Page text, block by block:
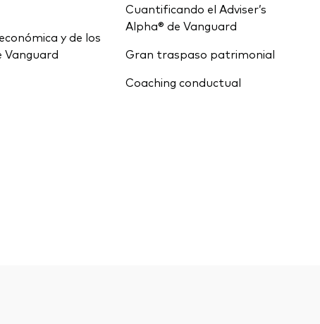
y de los
Vanguard
Cuantificando el Adviser’s
Alpha® de Vanguard
Gran traspaso patrimonial
Coaching conductual